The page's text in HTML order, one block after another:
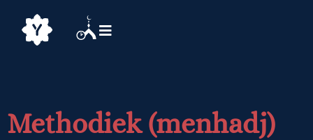
Methodiek (menhadj)